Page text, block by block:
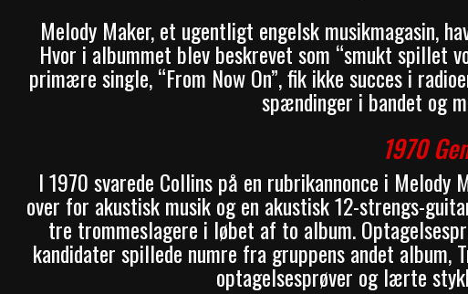
Melody Maker, et ugentligt engelsk musikmagasin,
Hvor i albummet blev beskrevet som “smukt spillet
primære single, “From Now On”, fik ikke succes i
spændinger i bandet og
1970
I 1970 svarede Collins på en rubrikannonce i
over for akustisk musik og en akustisk 12-strengs-
tre trommeslagere i løbet af to album.
kandidater spillede numre fra gruppens andet
optagelsesprøver og lærte